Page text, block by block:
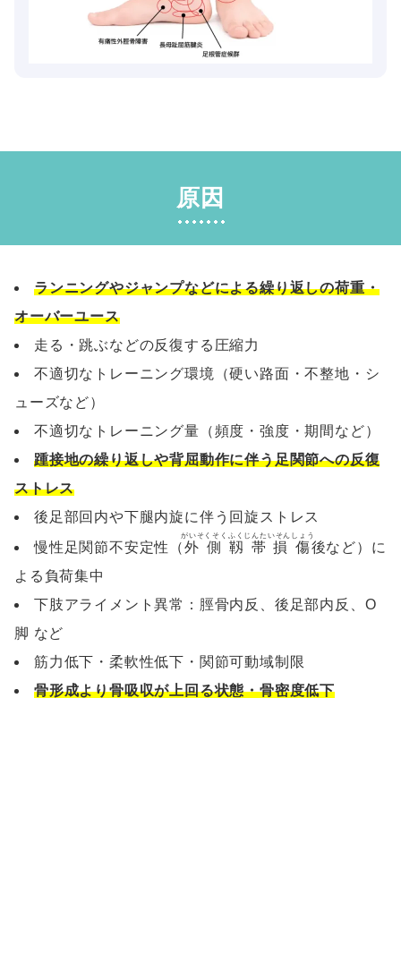
原因
ランニングやジャンプなどによる繰り返しの荷重・
オーバーユース
走る・跳ぶなどの反復する圧縮力
不適切なトレーニング環境（硬い路面・不整地・シ
ューズなど）
不適切なトレーニング量（頻度・強度・期間など）
踵接地の繰り返しや背屈動作に伴う足関節への反復
ストレス
後足部回内や下腿内旋に伴う回旋ストレス
慢性足関節不安定性（外側靱帯損傷
がいそくそくふくじんたいそんしょう
後など）に
よる負荷集中
下肢アライメント異常：脛骨内反、後足部内反、O
脚 など
筋力低下・柔軟性低下・関節可動域制限
骨形成より骨吸収が上回る状態・骨密度低下